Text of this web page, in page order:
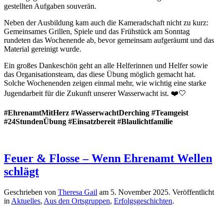
gestellten Aufgaben souverän.
Neben der Ausbildung kam auch die Kameradschaft nicht zu kurz:
Gemeinsames Grillen, Spiele und das Frühstück am Sonntag
rundeten das Wochenende ab, bevor gemeinsam aufgeräumt und das
Material gereinigt wurde.
Ein großes Dankeschön geht an alle Helferinnen und Helfer sowie
das Organisationsteam, das diese Übung möglich gemacht hat.
Solche Wochenenden zeigen einmal mehr, wie wichtig eine starke
Jugendarbeit für die Zukunft unserer Wasserwacht ist. ❤️🤍
#EhrenamtMitHerz #WasserwachtDerching #Teamgeist
#24StundenÜbung #Einsatzbereit #Blaulichtfamilie
Feuer & Flosse – Wenn Ehrenamt Wellen
schlägt
Geschrieben von Theresa Gail am 5. November 2025. Veröffentlicht
in Aktuelles, Aus den Ortsgruppen, Erfolgsgeschichten.